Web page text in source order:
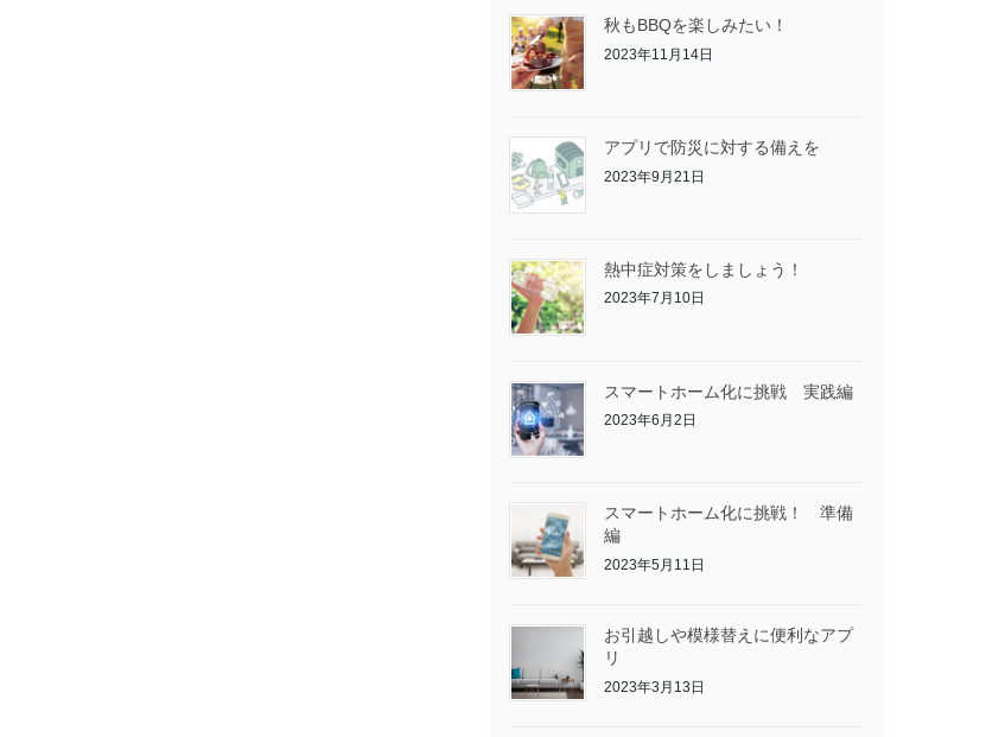
秋もBBQを楽しみたい！
2023年11月14日
アプリで防災に対する備えを
2023年9月21日
熱中症対策をしましょう！
2023年7月10日
スマートホーム化に挑戦 実践編
2023年6月2日
スマートホーム化に挑戦！ 準備
編
2023年5月11日
お引越しや模様替えに便利なアプ
リ
2023年3月13日